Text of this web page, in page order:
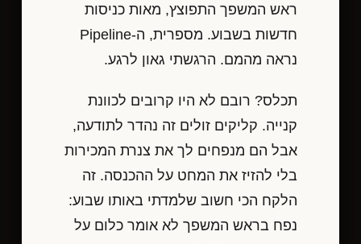
ראש המשפך התפוצץ, מאות כניסות
חדשות בשבוע. מספרית, ה-Pipeline
נראה מהמם. הרגשתי גאון לרגע.
תכלס? רובם לא היו קרובים לכוונת
קנייה. קליקים זולים זה נהדר לתודעה,
אבל הם מנפחים לך את צנרת המכירות
בלי להזיז את המחט על ההכנסה. זה
הלקח הכי חשוב שלמדתי באותו שבוע:
נפח בראש המשפך לא אומר כלום על